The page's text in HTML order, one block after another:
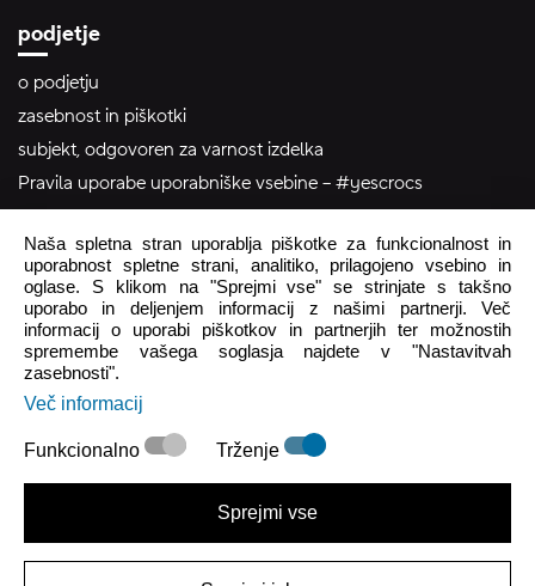
podjetje
o podjetju
zasebnost in piškotki
subjekt, odgovoren za varnost izdelka
Pravila uporabe uporabniške vsebine – #yescrocs
pomoč uporabnikom
Pon - Pet 8:00 - 16:00
Sob - Ned Zaprto
crocs.trgovina@intersocks.com
+386 25 371 454
Pošlji
Strinjam se sPolitiko zasebnosti.
Naša spletna stran uporablja piškotke za funkcionalnost in
uporabnost spletne strani, analitiko, prilagojeno vsebino in
oglase. S klikom na "Sprejmi vse" se strinjate s takšno
uporabo in deljenjem informacij z našimi partnerji. Več
informacij o uporabi piškotkov in partnerjih ter možnostih
spremembe vašega soglasja najdete v "Nastavitvah
zasebnosti".
Več informacij
Funkcionalno Trženje
Sprejmi vse